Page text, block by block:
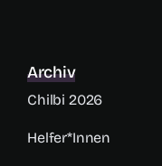
Archiv
Chilbi 2026
Helfer*innen